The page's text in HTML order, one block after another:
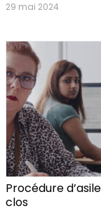
29 mai 2024
Procédure
clos